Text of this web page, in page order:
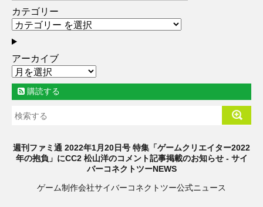
カテゴリー
アーカイブ
購読する
週刊ファミ通 2022年1月20日号 特集「ゲームクリエイター2022
年の抱負」にCC2 松山洋のコメント記事掲載のお知らせ - サイ
バーコネクトツーNEWS
ゲーム制作会社サイバーコネクトツー公式ニュース